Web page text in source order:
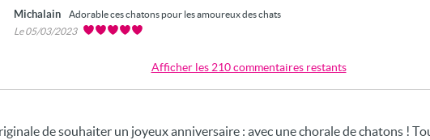
Michalain
Adorable ces chatons pour les amoureux des chats
Le 05/03/2023
Afficher les 210 commentaires restants
de souhaiter un joyeux anniversaire : avec une chorale de chatons !